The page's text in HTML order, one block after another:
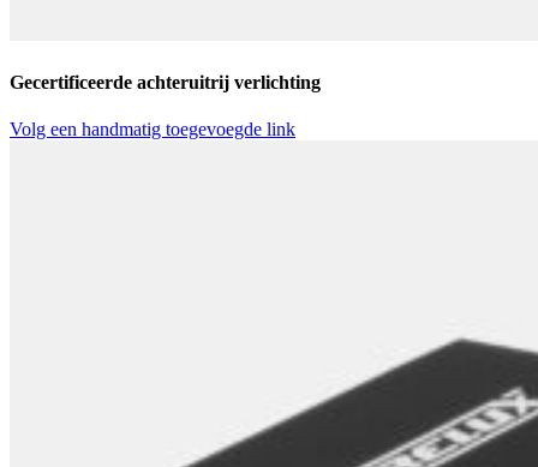
Gecertificeerde achteruitrij verlichting
Volg een handmatig toegevoegde link